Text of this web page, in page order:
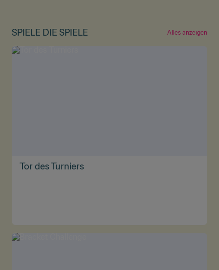
SPIELE DIE SPIELE Alles anzeigen
Tor des Turniers